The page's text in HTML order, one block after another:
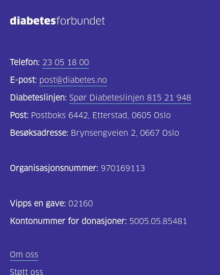
Telefon: 23 05 18 00
E-post: post@diabetes.no
Diabeteslinjen: Spør Diabeteslinjen 815 21 948
Post: Postboks 6442, Etterstad, 0605 Oslo
Besøksadresse: Brynsengveien 2, 0667 Oslo
Organisasjonsnummer: 970169113
Vipps en gave: 02160
Kontonummer for donasjoner: 5005.05.85481
Om oss
Støtt oss